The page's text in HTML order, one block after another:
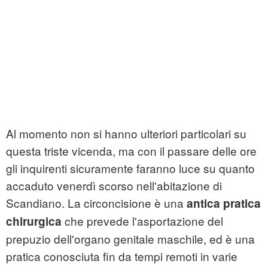
Al momento non si hanno ulteriori particolari su
questa triste vicenda, ma con il passare delle ore
gli inquirenti sicuramente faranno luce su quanto
accaduto venerdì scorso nell'abitazione di
Scandiano. La circoncisione è una antica pratica
chirurgica che prevede l'asportazione del
prepuzio dell'organo genitale maschile, ed è una
pratica conosciuta fin da tempi remoti in varie